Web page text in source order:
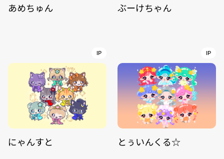
あめちゅん ぶーけちゃん
IP
にゃんすと
IP
とぅいんくる☆